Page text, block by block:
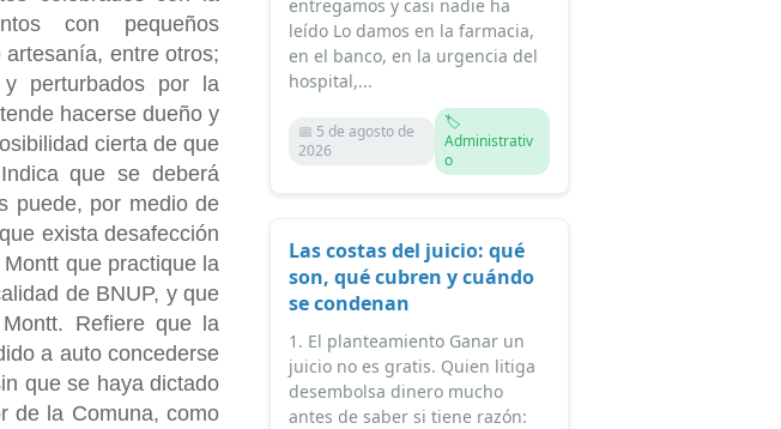
entregamos y casi nadie ha
leído Lo damos en la farmacia,
en el banco, en la urgencia del
hospital,...
📅 5 de agosto de
2026
🏷️
Administrativ
o
Las costas del juicio: qué
son, qué cubren y cuándo
se condenan
1. El planteamiento Ganar un
juicio no es gratis. Quien litiga
desembolsa dinero mucho
antes de saber si tiene razón: